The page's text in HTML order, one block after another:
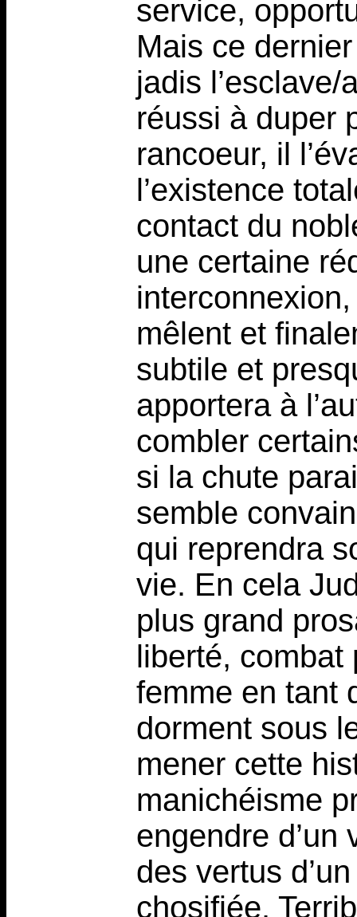
service,
Mais ce
jadis l’esclave/
réussi à duper
rancoeur, il
l’existence
contact du
une certaine
mêlent et
subtile et
apportera à
combler
si la chute
semble
qui reprendra
vie. En cela
plus grand
liberté, combat
femme en tant
dorment sous
mener cette
manichéisme
engendre
des vertus
chosifiée.